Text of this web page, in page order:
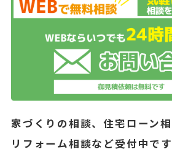
家づくりの相談、住宅ローン相
リフォーム相談など受付中で